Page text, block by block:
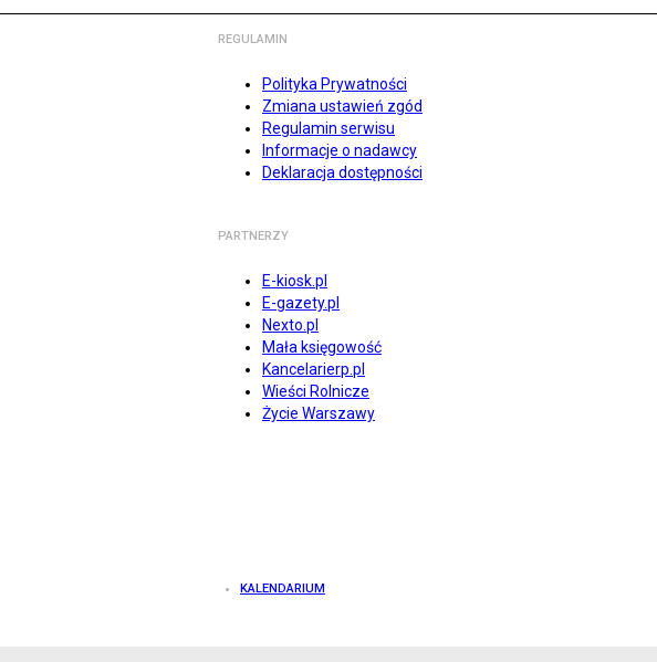
REGULAMIN
Polityka Prywatności
Zmiana ustawień zgód
Regulamin serwisu
Informacje o nadawcy
Deklaracja dostępności
PARTNERZY
E-kiosk.pl
E-gazety.pl
Nexto.pl
Mała księgowość
Kancelarierp.pl
Wieści Rolnicze
Życie Warszawy
KALENDARIUM